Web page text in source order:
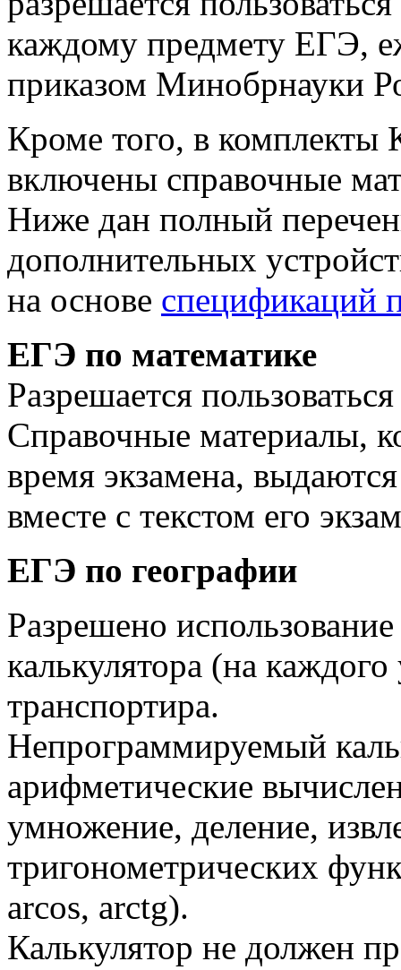
каждому предмету ЕГЭ,
приказом Минобрнауки
Кроме того, в
включены справочные
Ниже дан полный
дополнительных
на основе спецификаций
ЕГЭ по математике
Разрешается
Справочные материалы,
время экзамена,
вместе с текстом его
ЕГЭ по географии
Разрешено
калькулятора (на
транспортира.
Непрограммируемый
арифметические
умножение, деление,
тригонометрических
arcos, arctg).
Калькулятор не должен